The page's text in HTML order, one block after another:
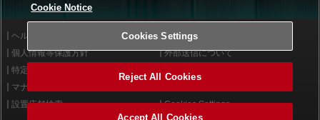
ヘルプ
利用規約
個人情報等保護方針
外部送信について
特定商取引法に基づく表示
マナー＆ルール
設置店舗検索
Cookies Settings
Cookie Notice
Cookies Settings
Reject All Cookies
Accept All Cookies